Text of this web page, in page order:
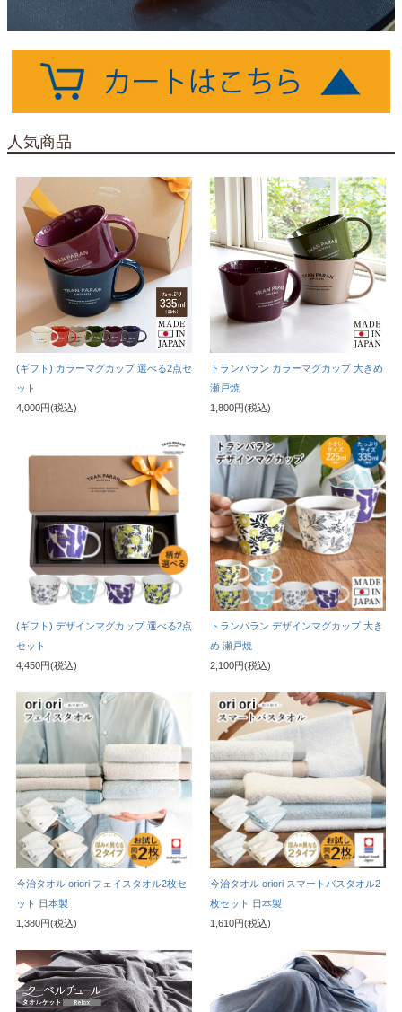
人気商品
(ギフト) カラーマグカップ 選べる2点セ
ット
4,000円(税込)
トランパラン カラーマグカップ 大きめ
瀬戸焼
1,800円(税込)
(ギフト) デザインマグカップ 選べる2点
セット
4,450円(税込)
トランパラン デザインマグカップ 大き
め 瀬戸焼
2,100円(税込)
今治タオル oriori フェイスタオル2枚セ
ット 日本製
1,380円(税込)
今治タオル oriori スマートバスタオル2
枚セット 日本製
1,610円(税込)